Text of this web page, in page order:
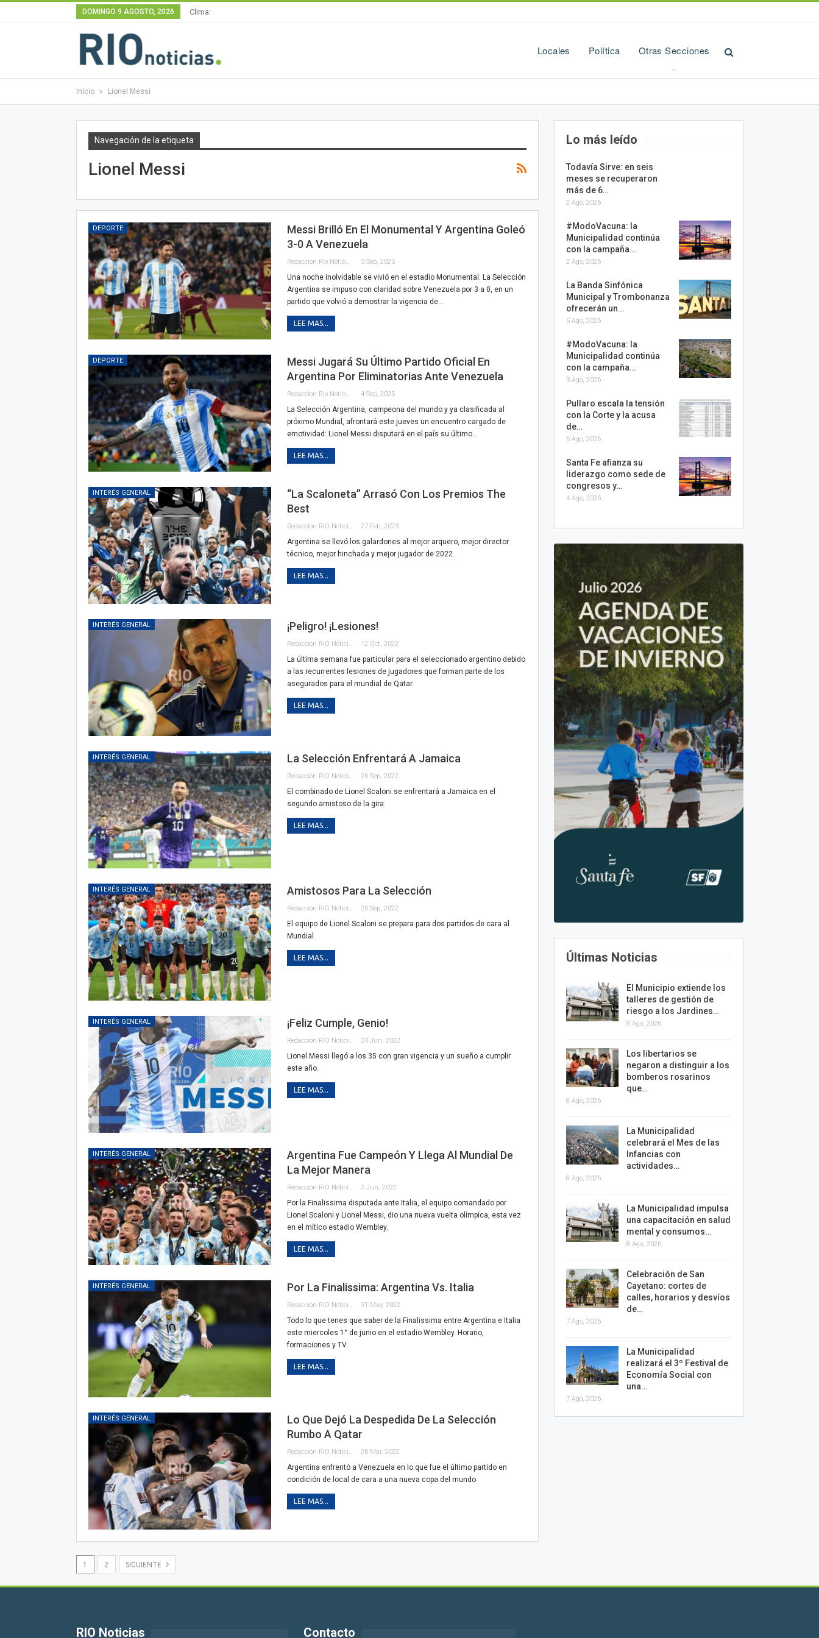
DOMINGO 9 AGOSTO, 2026 Clima:
Locales Política Otras Secciones
Inicio Lionel Messi
Navegación de la etiqueta
Lionel Messi
DEPORTE
Messi Brilló En El Monumental Y Argentina Goleó
3-0 A Venezuela
Redaccion Rio Noticias 5 Sep, 2025
Una noche inolvidable se vivió en el estadio Monumental. La Selección
Argentina se impuso con claridad sobre Venezuela por 3 a 0, en un
partido que volvió a demostrar la vigencia de…
LEE MAS...
DEPORTE
Messi Jugará Su Último Partido Oficial En
Argentina Por Eliminatorias Ante Venezuela
Redaccion Rio Noticias 4 Sep, 2025
La Selección Argentina, campeona del mundo y ya clasificada al
próximo Mundial, afrontará este jueves un encuentro cargado de
emotividad: Lionel Messi disputará en el país su último…
LEE MAS...
INTERÉS GENERAL
“La Scaloneta” Arrasó Con Los Premios The
Best
Redacción RIO Noticias 27 Feb, 2023
Argentina se llevó los galardones al mejor arquero, mejor director
técnico, mejor hinchada y mejor jugador de 2022.
LEE MAS...
INTERÉS GENERAL ¡Peligro! ¡Lesiones!
Redacción RIO Noticias 12 Oct, 2022
La última semana fue particular para el seleccionado argentino debido
a las recurrentes lesiones de jugadores que forman parte de los
asegurados para el mundial de Qatar.
LEE MAS...
INTERÉS GENERAL La Selección Enfrentará A Jamaica
Redacción RIO Noticias 26 Sep, 2022
El combinado de Lionel Scaloni se enfrentará a Jamaica en el
segundo amistoso de la gira.
LEE MAS...
INTERÉS GENERAL Amistosos Para La Selección
Redacción RIO Noticias 20 Sep, 2022
El equipo de Lionel Scaloni se prepara para dos partidos de cara al
Mundial.
LEE MAS...
INTERÉS GENERAL ¡Feliz Cumple, Genio!
Redacción RIO Noticias 24 Jun, 2022
Lionel Messi llegó a los 35 con gran vigencia y un sueño a cumplir
este año.
LEE MAS...
INTERÉS GENERAL
Argentina Fue Campeón Y Llega Al Mundial De
La Mejor Manera
Redacción RIO Noticias 2 Jun, 2022
Por la Finalissima disputada ante Italia, el equipo comandado por
Lionel Scaloni y Lionel Messi, dio una nueva vuelta olímpica, esta vez
en el mítico estadio Wembley.
LEE MAS...
INTERÉS GENERAL Por La Finalissima: Argentina Vs. Italia
Redacción RIO Noticias 31 May, 2022
Todo lo que tenes que saber de la Finalissima entre Argentina e Italia
este miercoles 1° de junio en el estadio Wembley. Horario,
formaciones y TV.
LEE MAS...
INTERÉS GENERAL
Lo Que Dejó La Despedida De La Selección
Rumbo A Qatar
Redacción RIO Noticias 26 Mar, 2022
Argentina enfrentó a Venezuela en lo que fue el último partido en
condición de local de cara a una nueva copa del mundo.
LEE MAS...
1 2 SIGUIENTE
Lo más leído
Todavía Sirve: en seis
meses se recuperaron
más de 6…
2 Ago, 2026
#ModoVacuna: la
Municipalidad continúa
con la campaña…
2 Ago, 2026
La Banda Sinfónica
Municipal y Trombonanza
ofrecerán un…
5 Ago, 2026
#ModoVacuna: la
Municipalidad continúa
con la campaña…
3 Ago, 2026
Pullaro escala la tensión
con la Corte y la acusa
de…
6 Ago, 2026
Santa Fe afianza su
liderazgo como sede de
congresos y…
4 Ago, 2026
Últimas Noticias
El Municipio extiende los
talleres de gestión de
riesgo a los Jardines…
8 Ago, 2026
Los libertarios se
negaron a distinguir a los
bomberos rosarinos
que…
8 Ago, 2026
La Municipalidad
celebrará el Mes de las
Infancias con
actividades…
8 Ago, 2026
La Municipalidad impulsa
una capacitación en salud
mental y consumos…
8 Ago, 2026
Celebración de San
Cayetano: cortes de
calles, horarios y desvíos
de…
7 Ago, 2026
La Municipalidad
realizará el 3º Festival de
Economía Social con
una…
7 Ago, 2026
RIO Noticias Contacto